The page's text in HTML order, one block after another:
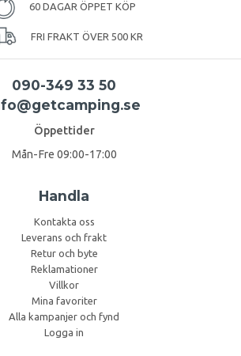
60 DAGAR ÖPPET KÖP
FRI FRAKT ÖVER 500 KR
090-349 33 50
Öppettider
Mån-Fre 09:00-17:00
Handla
Kontakta oss
Leverans och frakt
Retur och byte
Reklamationer
Villkor
Mina favoriter
Alla kampanjer och fynd
Logga in